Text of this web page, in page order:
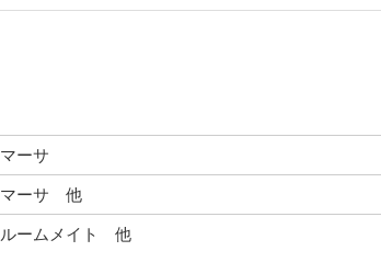
マーサ
マーサ 他
ルームメイト 他